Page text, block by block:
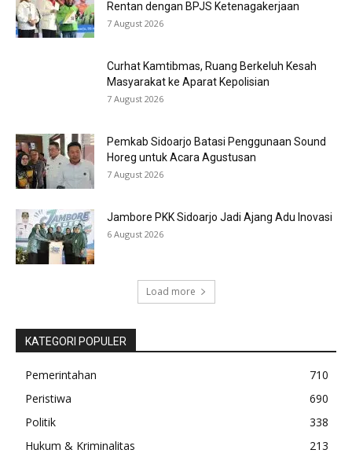
Rentan dengan BPJS Ketenagakerjaan
7 August 2026
Curhat Kamtibmas, Ruang Berkeluh Kesah
Masyarakat ke Aparat Kepolisian
7 August 2026
Pemkab Sidoarjo Batasi Penggunaan Sound
Horeg untuk Acara Agustusan
7 August 2026
Jambore PKK Sidoarjo Jadi Ajang Adu Inovasi
6 August 2026
Load more
KATEGORI POPULER
Pemerintahan
710
Peristiwa
690
Politik
338
Hukum & Kriminalitas
213